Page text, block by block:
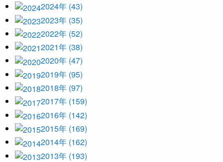
2024年 (43)
2023年 (35)
2022年 (52)
2021年 (38)
2020年 (47)
2019年 (95)
2018年 (97)
2017年 (159)
2016年 (142)
2015年 (169)
2014年 (162)
2013年 (193)